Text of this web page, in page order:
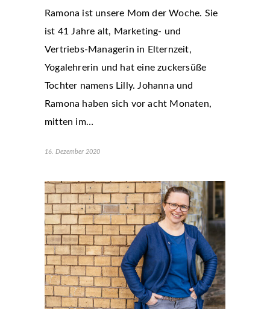
Ramona ist unsere Mom der Woche. Sie
ist 41 Jahre alt, Marketing- und
Vertriebs-Managerin in Elternzeit,
Yogalehrerin und hat eine zuckersüße
Tochter namens Lilly. Johanna und
Ramona haben sich vor acht Monaten,
mitten im…
16. Dezember 2020